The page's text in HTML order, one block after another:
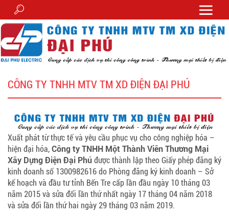
CÔNG TY TNHH MTV TM XD ĐIỆN ĐẠI PHÚ
Xuất phát từ thực tế và yêu cầu phục vụ cho công nghiệp hóa –
hiện đại hóa, Công ty TNHH Một Thành Viên Thương Mại
Xây Dựng Điện Đại Phú được thành lập theo Giấy phép đăng ký
kinh doanh số 1300982616 do Phòng đăng ký kinh doanh – Sở
kế hoạch và đầu tư tỉnh Bến Tre cấp lần đầu ngày 10 tháng 03
năm 2015 và sửa đổi lần thứ nhất ngày 17 tháng 04 năm 2018
và sửa đổi lần thứ hai ngày 29 tháng 03 năm 2019.